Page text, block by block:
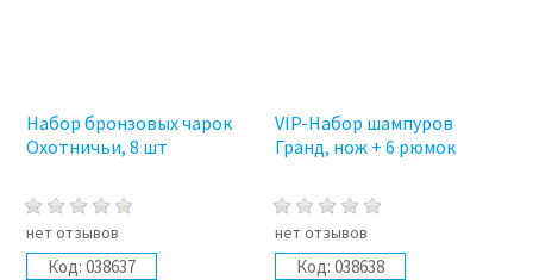
Набор бронзовых чарок
Охотничьи, 8 шт
нет отзывов
Код: 038637
VIP-Набор шампуров
Гранд, нож + 6 рюмок
нет отзывов
Код: 038638